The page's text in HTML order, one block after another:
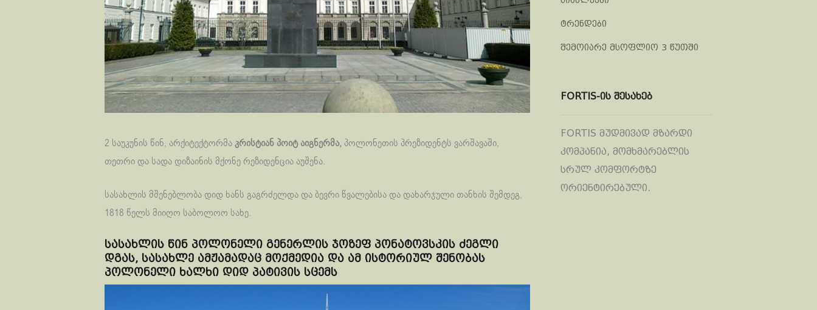
2 საუკუნის წინ, არქიტექტორმაკრისტიან პოიტ აიგნერმა, პოლონეთის პრეზიდენტს ვარშავაში,
თეთრი და სადა დიზაინის მქონე რეზიდენცია აუშენა.
სასახლის მშენებლობა დიდ ხანს გაგრძელდა და ბევრი წვალებისა და დახარჯული თანხის შემდეგ,
1818 წელს მიიღო საბოლოო სახე.
სასახლის წინ პოლონელი გენერლის ჯოზეფ პონატოვსკის ძეგლი
დგას, სასახლე ამჟამადაც მოქმედია და ამ ისტორიულ შენობას
პოლონელი ხალხი დიდ პატივის სცემს
ტრენდები
შემოიარე მსოფლიო 3 წუთში
FORTIS-ის შესახებ
FORTIS მუდმივად მზარდი
კომპანია, მომხმარებლის
სრულ კომფორტზე
ორიენტირებული.